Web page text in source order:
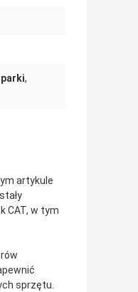
,
artykule
CAT, w tym
sprzętu.